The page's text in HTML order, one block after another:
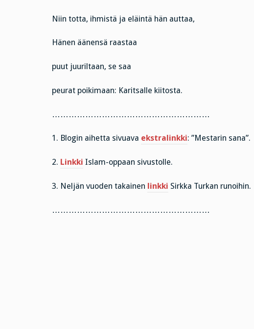
Niin totta, ihmistä ja eläintä hän auttaa,
Hänen äänensä raastaa
puut juuriltaan, se saa
peurat poikimaan: Karitsalle kiitosta.
…………………………………………………
1. Blogin aihetta sivuava ekstralinkki: ”Mestarin sana”.
2. Linkki Islam-oppaan sivustolle.
3. Neljän vuoden takainen linkki Sirkka Turkan runoihin.
…………………………………………………